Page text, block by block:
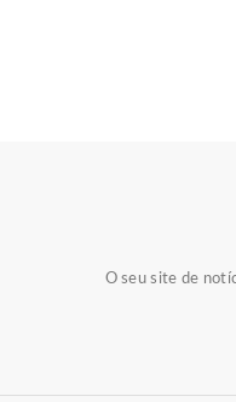
O seu site de